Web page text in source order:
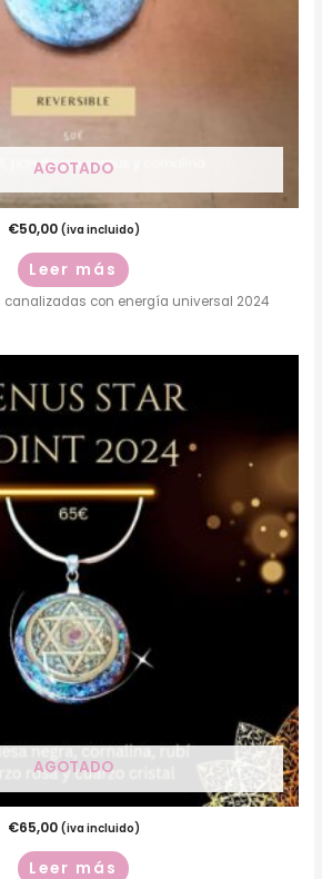
AGOTADO
€50,00 (iva incluido)
Leer más
canalizadas con energía universal 2024
AGOTADO
€65,00 (iva incluido)
Leer más